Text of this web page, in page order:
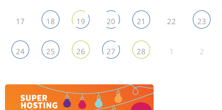
17 18 19 20 21 22 23
24 25 26 27 28 1 2